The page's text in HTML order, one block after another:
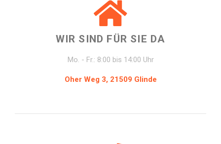
WIR SIND FÜR SIE DA
Mo. - Fr.: 8:00 bis 14:00 Uhr
Oher Weg 3, 21509 Glinde